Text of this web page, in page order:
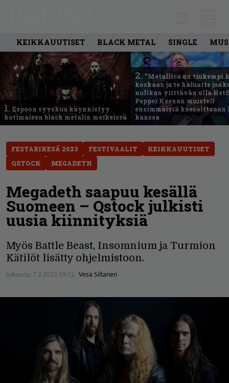
KEIKKAUUTISET BLACK METAL SINGLE
1. Espoon syyskuu käynnistyy
kotimaisen black metalin merkeissä
2. ”Metallica on tiukempi
koskaan ja te haluatte
nulikan yrittävän olla
Pepper Keenan muisteli
ensimmäistä
kanssa
FESTARIKESÄ 2023 FESTIVAALIT
KEIKKAUUTISET
QSTOCK
MEGADETH
Megadeth saapuu kesällä
Suomeen – Qstock julkisti
uusia kiinnityksiä
Myös Battle Beast, Insomnium ja Turmion
Kätilöt lisätty ohjelmistoon.
Julkaistu: 7.2.2023 09:12 Vesa Siltanen